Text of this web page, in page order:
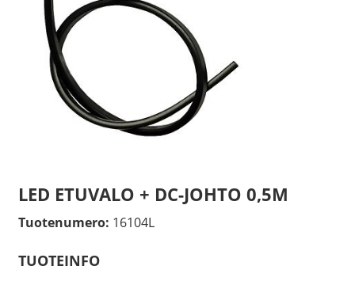
LED ETUVALO + DC-JOHTO 0,5M
Tuotenumero: 16104L
TUOTEINFO